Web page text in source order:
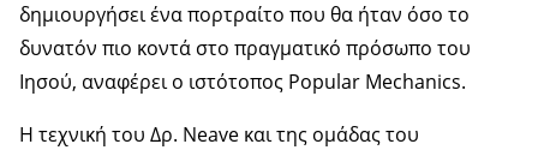
δημιουργήσει ένα πορτραίτο που θα ήταν όσο το
δυνατόν πιο κοντά στο πραγματικό πρόσωπο του
Ιησού, αναφέρει ο ιστότοπος Popular Mechanics.
Η τεχνική του Δρ. Neave και της ομάδας του